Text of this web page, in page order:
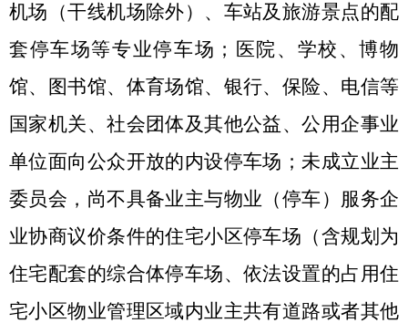
机场（干线机场除外）、车站及旅游景点的配
套停车场等专业停车场；医院、学校、博物
馆、图书馆、体育场馆、银行、保险、电信等
国家机关、社会团体及其他公益、公用企事业
单位面向公众开放的内设停车场；未成立业主
委员会，尚不具备业主与物业（停车）服务企
业协商议价条件的住宅小区停车场（含规划为
住宅配套的综合体停车场、依法设置的占用住
宅小区物业管理区域内业主共有道路或者其他